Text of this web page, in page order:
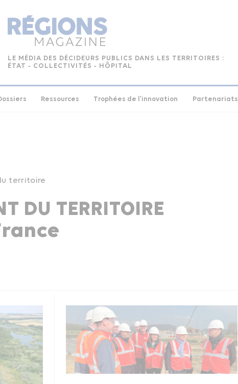
LE MÉDIA DES DÉCIDEURS PUBLICS DANS LES TERRITOIRES :
ÉTAT ‑ COLLECTIVITÉS ‑ HÔPITAL
Ressources Trophées de l’innovation Partenariats
territoire
DU TERRITOIRE